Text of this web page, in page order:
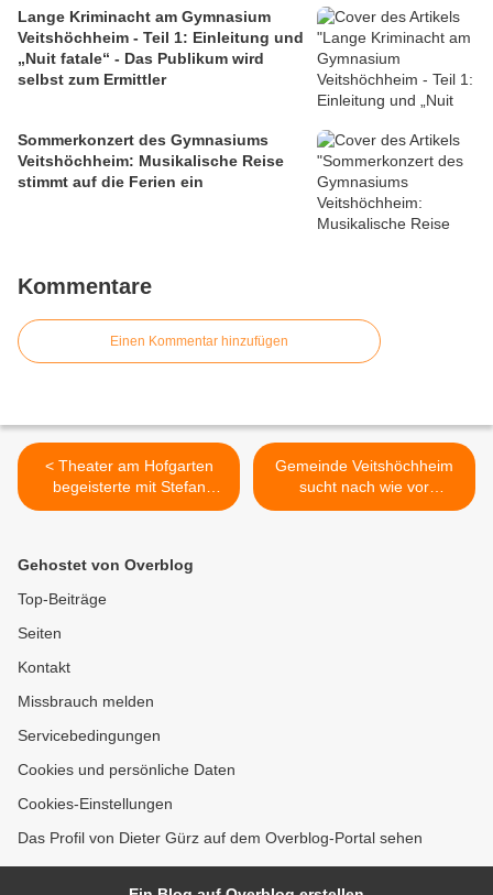
Lange Kriminacht am Gymnasium
Veitshöchheim - Teil 1: Einleitung und
„Nuit fatale“ - Das Publikum wird
selbst zum Ermittler
Sommerkonzert des Gymnasiums
Veitshöchheim: Musikalische Reise
stimmt auf die Ferien ein
Kommentare
Einen Kommentar hinzufügen
< Theater am Hofgarten
begeisterte mit Stefan
Schröders Kriminalkomödie
Gemeinde Veitshöchheim
sucht nach wie vor
Diplomingenieur (FH/Uni),
Gehostet von Overblog
Top-Beiträge
Seiten
Kontakt
Missbrauch melden
Servicebedingungen
Cookies und persönliche Daten
Cookies-Einstellungen
Das Profil von Dieter Gürz auf dem Overblog-Portal sehen